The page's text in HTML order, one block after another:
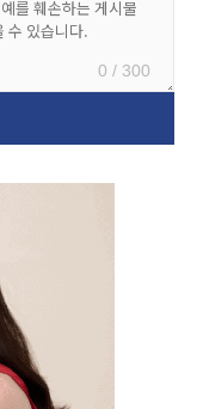
0 / 300